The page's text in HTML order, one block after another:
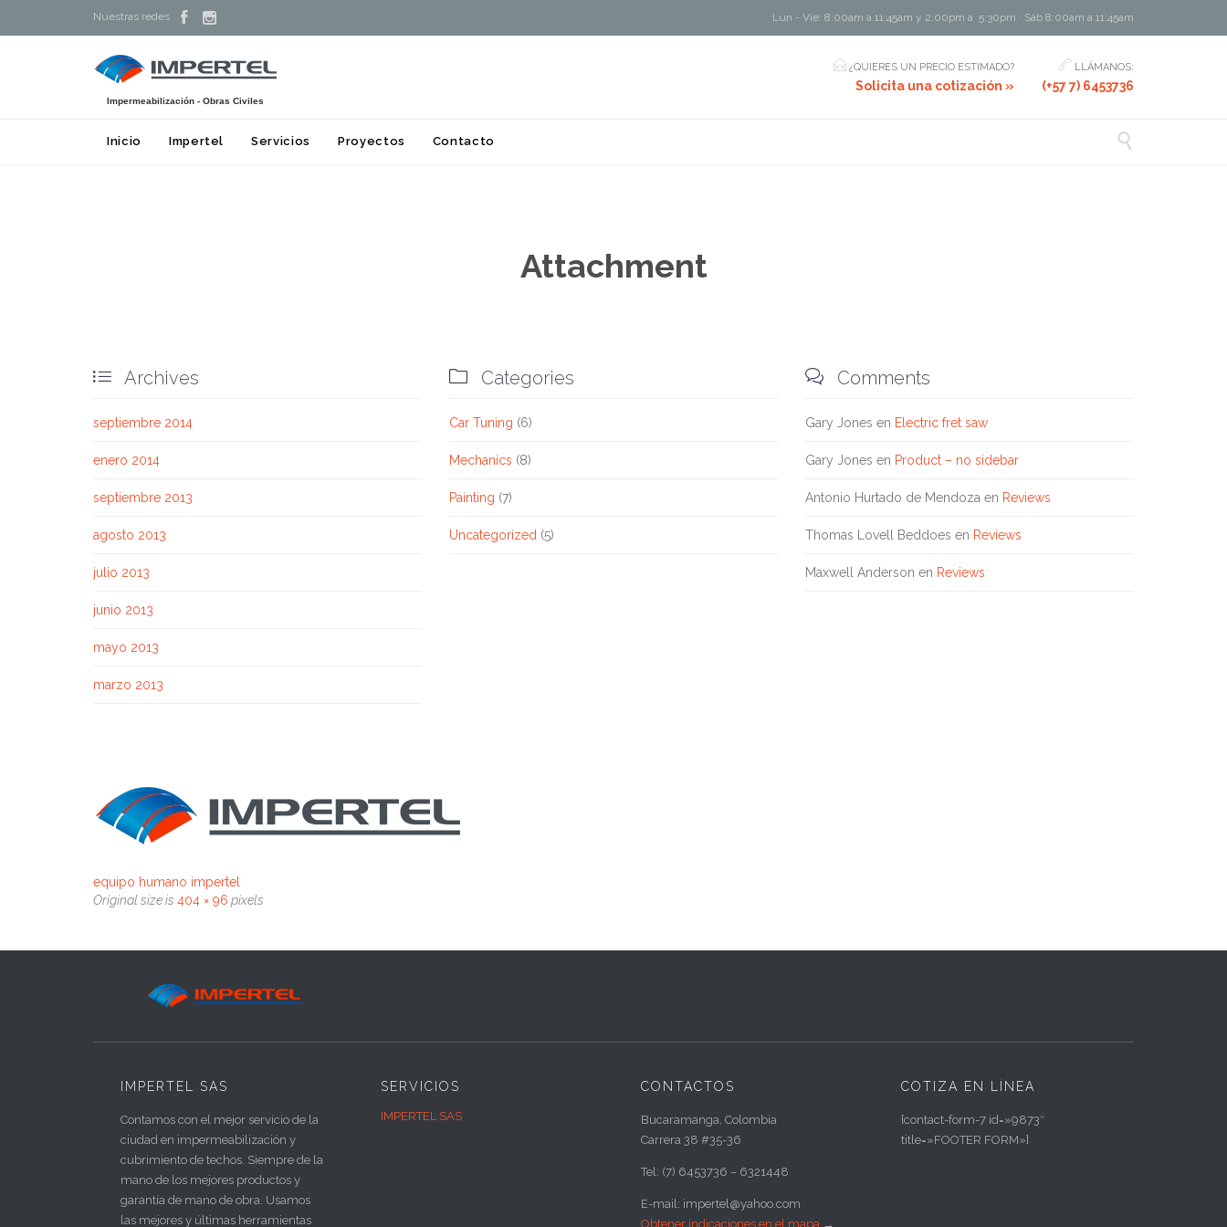
Nuestras redes   Lun - Vie: 8:00am a 11:45am y 2:00pm a 5:30pm · Sáb 8:00am a 11:45am
Impermeabilización - Obras Civiles
 ¿QUIERES UN PRECIO ESTIMADO?
Solicita una cotización »
 LLÁMANOS:
(+57 7) 6453736
Inicio Impertel Servicios Proyectos Contacto 
Attachment
 Archives
septiembre 2014
enero 2014
septiembre 2013
agosto 2013
julio 2013
junio 2013
mayo 2013
marzo 2013
 Categories
Car Tuning (6)
Mechanics (8)
Painting (7)
Uncategorized (5)
 Comments
Gary Jones en Electric fret saw
Gary Jones en Product – no sidebar
Antonio Hurtado de Mendoza en Reviews
Thomas Lovell Beddoes en Reviews
Maxwell Anderson en Reviews
equipo humano impertel
Original size is 404 × 96 pixels
IMPERTEL SAS
Contamos con el mejor servicio de la
ciudad en impermeabilización y
cubrimiento de techos. Siempre de la
mano de los mejores productos y
garantía de mano de obra. Usamos
las mejores y últimas herramientas
SERVICIOS
IMPERTEL SAS
CONTACTOS
Bucaramanga, Colombia
Carrera 38 #35-36
Tel: (7) 6453736 – 6321448
E-mail: impertel@yahoo.com
Obtener indicaciones en el mapa →
COTIZA EN LÍNEA
[contact-form-7 id=»9873″
title=»FOOTER FORM»]